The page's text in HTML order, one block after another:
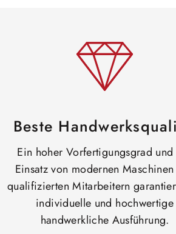
Beste
Ein hoher Vorfertigungsgrad
Einsatz von modernen
qualifizierten Mitarbeitern
individuelle und hochwertige
handwerkliche Ausführung.